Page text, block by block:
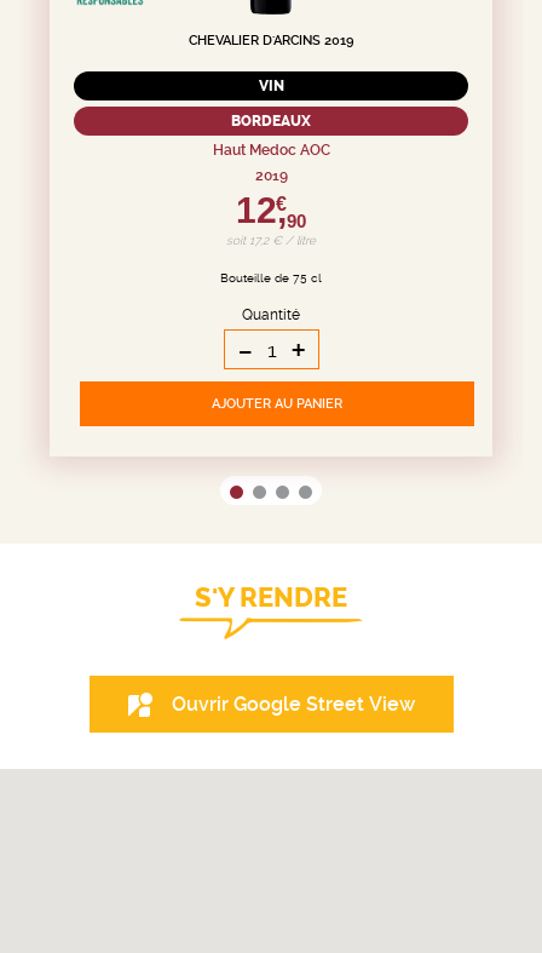
CHEVALIER D'ARCINS 2019
VIN
BORDEAUX
Haut Medoc AOC
2019
12,
€
90
soit 17,2 € / litre
Bouteille de 75 cl
Quantité
- +
AJOUTER AU PANIER
S'Y RENDRE
Ouvrir Google Street View